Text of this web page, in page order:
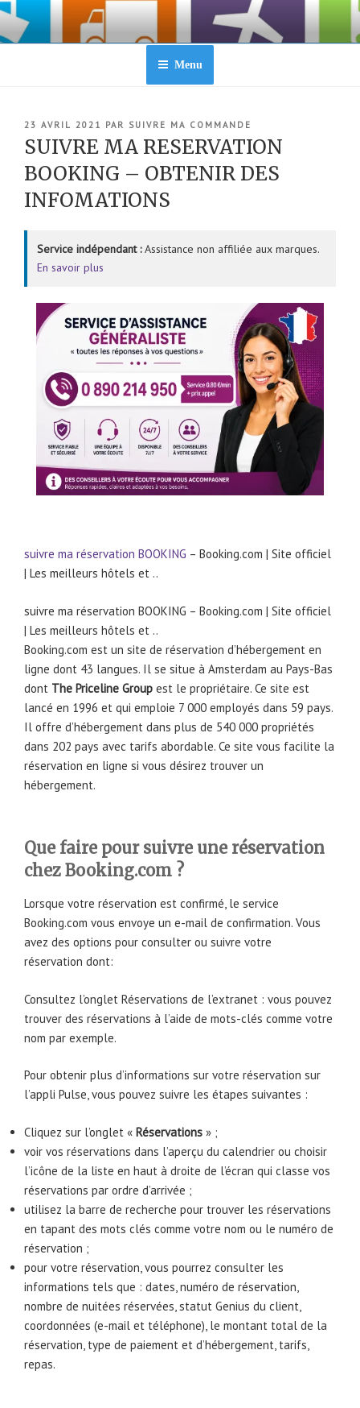
Aller
contenu
Menu
PUBLIÉ
LE
23 AVRIL 2021 PAR SUIVRE MA COMMANDE
SUIVRE MA RESERVATION
BOOKING – OBTENIR DES
INFOMATIONS
Service indépendant :Assistance non affiliée aux marques.
En savoir plus
suivre ma réservation BOOKING – Booking.com | Site officiel
| Les meilleurs hôtels et ..
suivre ma réservation BOOKING – Booking.com | Site officiel
| Les meilleurs hôtels et ..
Booking.com est un site de réservation d’hébergement en
ligne dont 43 langues. Il se situe à Amsterdam au Pays-Bas
dont The Priceline Group est le propriétaire. Ce site est
lancé en 1996 et qui emploie 7 000 employés dans 59 pays.
Il offre d’hébergement dans plus de 540 000 propriétés
dans 202 pays avec tarifs abordable. Ce site vous facilite la
réservation en ligne si vous désirez trouver un
hébergement.
Que faire pour suivre une réservation
chez Booking.com ?
Lorsque votre réservation est confirmé, le service
Booking.com vous envoye un e-mail de confirmation. Vous
avez des options pour consulter ou suivre votre
réservation dont:
Consultez l’onglet Réservations de l’extranet : vous pouvez
trouver des réservations à l’aide de mots-clés comme votre
nom par exemple.
Pour obtenir plus d’informations sur votre réservation sur
l’appli Pulse, vous pouvez suivre les étapes suivantes :
Cliquez sur l’onglet « Réservations » ;
voir vos réservations dans l’aperçu du calendrier ou choisir
l’icône de la liste en haut à droite de l’écran qui classe vos
réservations par ordre d’arrivée ;
utilisez la barre de recherche pour trouver les réservations
en tapant des mots clés comme votre nom ou le numéro de
réservation ;
pour votre réservation, vous pourrez consulter les
informations tels que : dates, numéro de réservation,
nombre de nuitées réservées, statut Genius du client,
coordonnées (e-mail et téléphone), le montant total de la
réservation, type de paiement et d’hébergement, tarifs,
repas.